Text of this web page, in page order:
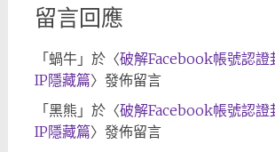
留言回應
「 蝸牛」於〈破解Facebook帳號認
IP隱藏篇〉發佈留言
「 黑熊 」於〈破解Facebook帳號認
IP隱藏篇〉發佈留言